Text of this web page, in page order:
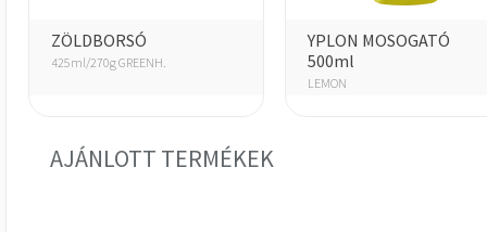
ZÖLDBORSÓ
425ml/270g GREENH.
YPLON MOSOGATÓ
500ml
LEMON
AJÁNLOTT TERMÉKEK